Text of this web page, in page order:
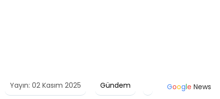
Yayın: 02 Kasım 2025 Gündem Google News